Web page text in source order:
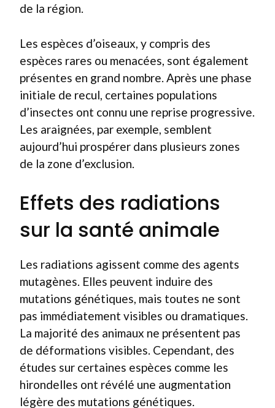
de la région.
Les espèces d’oiseaux, y compris des
espèces rares ou menacées, sont également
présentes en grand nombre. Après une phase
initiale de recul, certaines populations
d’insectes ont connu une reprise progressive.
Les araignées, par exemple, semblent
aujourd’hui prospérer dans plusieurs zones
de la zone d’exclusion.
Effets des radiations
sur la santé animale
Les radiations agissent comme des agents
mutagènes. Elles peuvent induire des
mutations génétiques, mais toutes ne sont
pas immédiatement visibles ou dramatiques.
La majorité des animaux ne présentent pas
de déformations visibles. Cependant, des
études sur certaines espèces comme les
hirondelles ont révélé une augmentation
légère des mutations génétiques.